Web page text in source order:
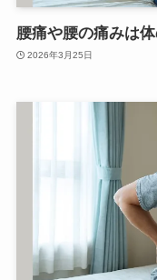
腰痛や腰の痛みは
2026年3月25日